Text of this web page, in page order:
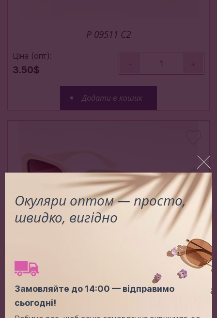
P 09511 C2
Ціна (опт):
3.50$
- +
Додати в кошик
Ціна (опт):
3.50$
Окуляри оптом — просто,
швидко, вигідно
Замовляйте до 14:00 — відправимо
сьогодні!